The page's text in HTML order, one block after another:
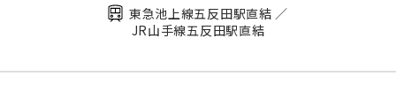
東急池上線五反田駅直結 ／
JR山手線五反田駅直結